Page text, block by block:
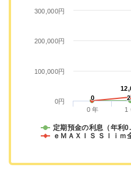
0
0
定期預金の利息（年利
ｅＭＡＸＩＳ Ｓｌｉ
0 年 1
0円
100,000円
200,000円
300,000円